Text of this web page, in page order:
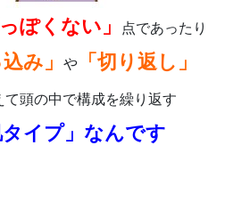
ぽくない」 点であったり
み」 や
「切り返し」
て頭の中で構成を繰り返す
タイプ」なんです